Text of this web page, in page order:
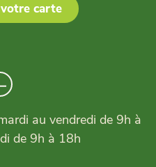
carte
au vendredi de 9h à
de 9h à 18h